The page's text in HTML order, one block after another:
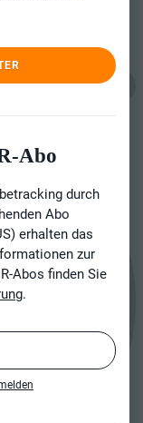
Abo
durch
Abo
erhalten das
zur
Abos finden Sie
.